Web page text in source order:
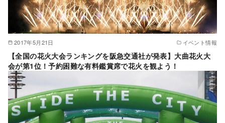
2017年5月21日 イベント情報
【全国の花火大会ランキングを阪急交通社が発表】大曲花火大
会が第1位！予約困難な有料鑑賞席で花火を観よう！